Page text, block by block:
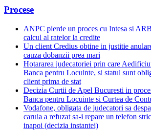
Procese
ANPC pierde un proces cu Intesa si
calcul al ratelor la credite
Un client Credius obtine in justitie
cauza dobanzii prea mari
Hotararea judecatoriei prin care
Banca pentru Locuinte, si statul sunt
client prima de stat
Decizia Curtii de Apel Bucuresti in
Banca pentru Locuinte si Curtea de
Vodafone, obligata de judecatori sa
caruia a refuzat sa-i repare un telefon
inapoi (decizia instantei)